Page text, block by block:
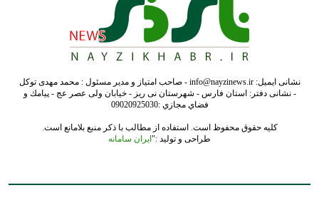
نشانی ایمیل: info@nayzinews.ir - صاحب امتیاز و مدیر مسئول : محمد مهدی توکل
- نشانی دفتر: استان فارس - شهرستان نی ریز - خیابان ولی عصر عج - پيامك و
فضاي مجازي :09020925030
کلیه حقوق محفوظ است. استفاده از مطالب با ذکر منبع بلامانع است.
طراحی و تولید :" ایران سامانه